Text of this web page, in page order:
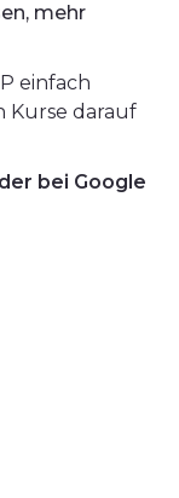
mehr
einfach
Kurse darauf
bei Google